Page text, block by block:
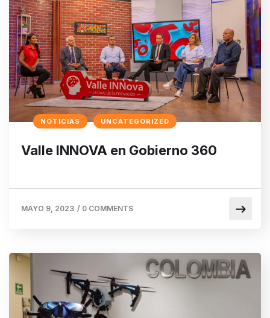
NOTICIAS UNCATEGORIZED
Valle INNOVA en Gobierno 360
MAYO 9, 2023 / 0 COMMENTS